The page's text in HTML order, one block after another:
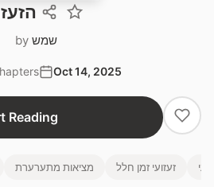
by שמש
Oct 14, 2025
Reading
מציאות מתערערת זעזועי זמן חלל